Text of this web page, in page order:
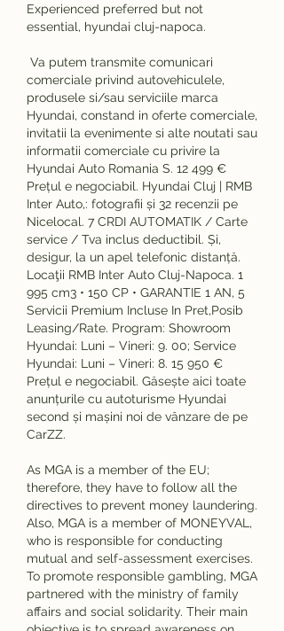
Experienced preferred but not
essential, hyundai cluj-napoca.
comerciale privind autovehiculele,
produsele si/sau serviciile marca
Hyundai, constand in oferte comerciale,
invitatii la evenimente si alte noutati sau
informatii comerciale cu privire la
Hyundai Auto Romania S. 12 499 €
Prețul e negociabil. Hyundai Cluj | RMB
Inter Auto,: fotografii și 32 recenzii pe
Nicelocal. 7 CRDI AUTOMATIK / Carte
service / Tva inclus deductibil. Și,
desigur, la un apel telefonic distanță.
Locaţii RMB Inter Auto Cluj-Napoca. 1
995 cm3 • 150 CP • GARANTIE 1 AN, 5
Servicii Premium Incluse In Pret,Posib
Leasing/Rate. Program: Showroom
Hyundai: Luni – Vineri: 9. 00; Service
Hyundai: Luni – Vineri: 8. 15 950 €
Prețul e negociabil. Găsește aici toate
anunțurile cu autoturisme Hyundai
second și mașini noi de vânzare de pe
CarZZ.
As MGA is a member of the EU;
therefore, they have to follow all the
directives to prevent money laundering.
Also, MGA is a member of MONEYVAL,
who is responsible for conducting
mutual and self-assessment exercises.
To promote responsible gambling, MGA
partnered with the ministry of family
affairs and social solidarity. Their main